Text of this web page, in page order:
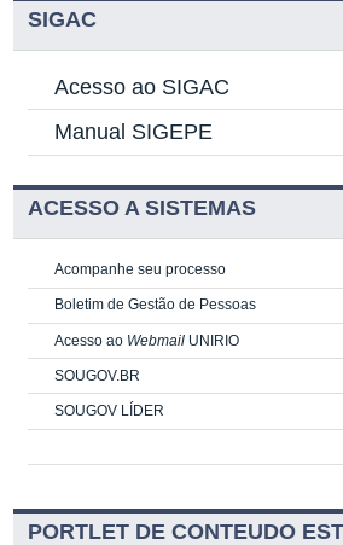
SIGAC
Acesso ao SIGAC
Manual SIGEPE
ACESSO A SISTEMAS
Acompanhe seu processo
Boletim de Gestão de Pessoas
Acesso ao Webmail UNIRIO
SOUGOV.BR
SOUGOV LÍDER
PORTLET DE CONTEUDO